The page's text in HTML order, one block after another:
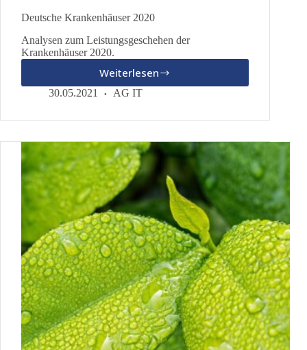
Deutsche Krankenhäuser 2020
Analysen zum Leistungsgeschehen der
Krankenhäuser 2020.
Weiterlesen
Deutsche
Krankenhäuser
30.05.2021 AG IT